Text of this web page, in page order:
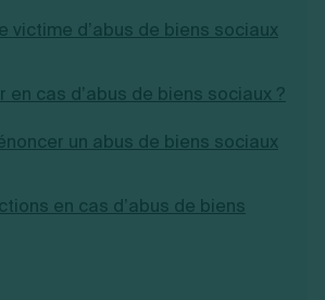
pro
entreprise
victime d’abus de biens sociaux
en cas d’abus de biens sociaux ?
un abus de biens sociaux
en cas d’abus de biens